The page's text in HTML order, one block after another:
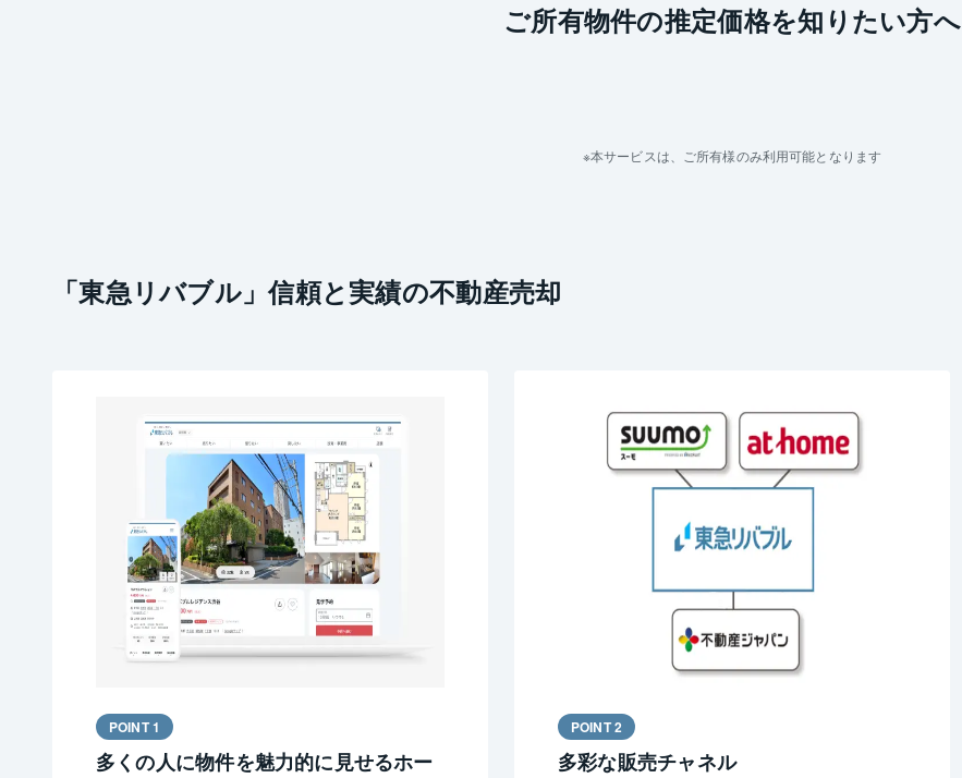
ご所有物件の推定価格を知りたい方へ
本サービスは、ご所有様のみ利用可能となります
「東急リバブル」信頼と実績の不動産売却
POINT 1
多くの人に物件を魅力的に見せるホー
POINT 2
多彩な販売チャネル